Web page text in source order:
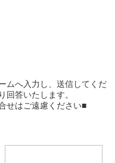
ムへ入力し、送信してくだ
回答いたします。
せはご遠慮ください■